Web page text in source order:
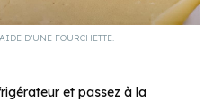
D’UNE FOURCHETTE.
et passez à la